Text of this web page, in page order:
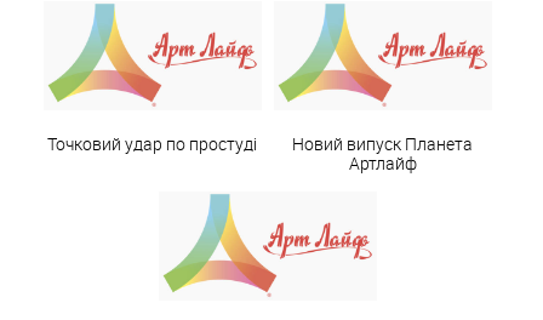
Точковий удар по простуді
Новий випуск Планета
Артлайф